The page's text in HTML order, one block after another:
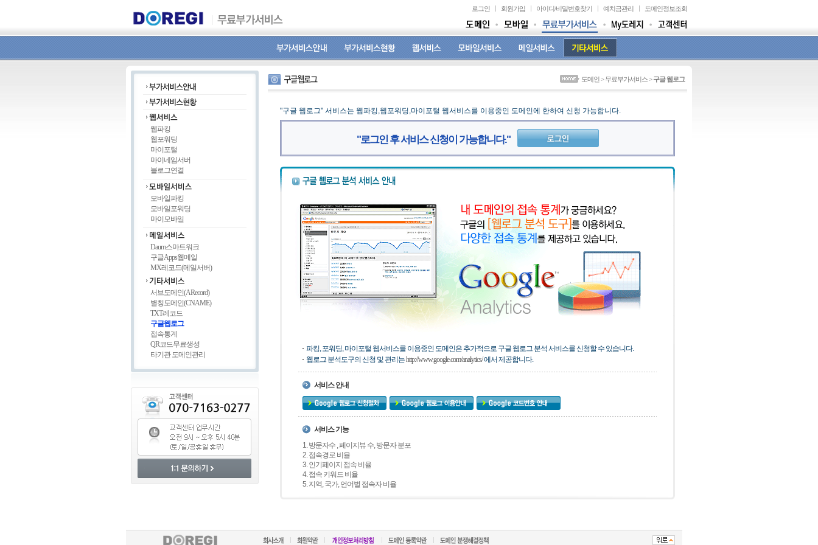
로그인 회원가입 아이디/비밀번호찾기 예치금관리 도메인정보조회
웹파킹
웹포워딩
마이포털
마이네임서버
블로그연결
모바일파킹
모바일포워딩
마이모바일
Daum스마트워크
구글Apps웹메일
MX레코드(메일서버)
서브도메인(ARecord)
별칭도메인(CNAME)
TXT레코드
구글웹로그
접속통계
QR코드무료생성
타기관 도메인관리
도메인 > 무료부가서비스 >구글 웹로그
"구글 웹로그" 서비스는 웹파킹,웹포워딩,마이포털 웹서비스를 이용중인 도메인에 한하여 신청 가능합니다.
"로그인 후 서비스 신청이 가능합니다."
파킹, 포워딩, 마이포털 웹서비스를 이용중인 도메인은 추가적으로 구글 웹로그 분석 서비스를 신청할 수 있습니다.
웹로그 분석도구의 신청 및 관리는http://www.google.com/analytics/에서 제공합니다.
서비스 안내
서비스 기능
1. 방문자수 , 페이지뷰 수, 방문자 분포
2. 접속경로 비율
3. 인기페이지 접속 비율
4. 접속 키워드 비율
5. 지역, 국가, 언어별 접속자 비율